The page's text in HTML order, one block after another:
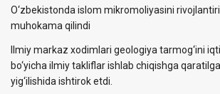
O‘zbekistonda islom mikromoliyasini
muhokama qilindi
Ilmiy markaz xodimlari geologiya tarmog‘ini
bo‘yicha ilmiy takliflar ishlab chiqishga
yig‘ilishida ishtirok etdi.